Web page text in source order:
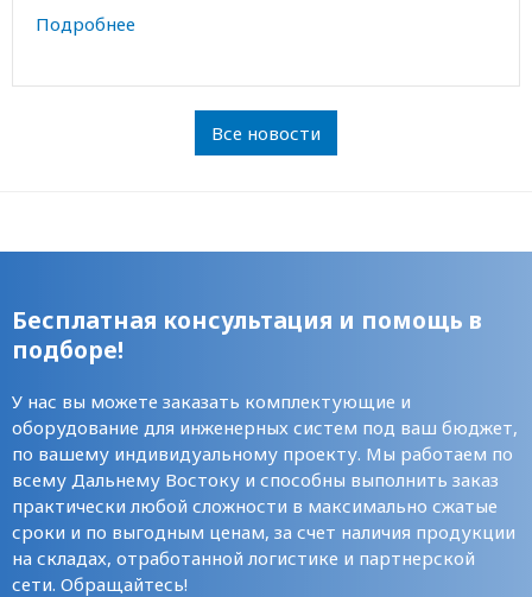
Подробнее
Все новости
Бесплатная консультация и помощь в
подборе!
У нас вы можете заказать комплектующие и
оборудование для инженерных систем под ваш бюджет,
по вашему индивидуальному проекту. Мы работаем по
всему Дальнему Востоку и способны выполнить заказ
практически любой сложности в максимально сжатые
сроки и по выгодным ценам, за счет наличия продукции
на складах, отработанной логистике и партнерской
сети. Обращайтесь!